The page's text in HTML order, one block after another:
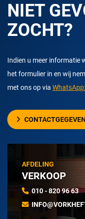
NIET
ZOCHT?
Indien u meer informatie
het formulier in en wij
met ons op via
AFDELING
VERKOOP
010 - 820 96 63